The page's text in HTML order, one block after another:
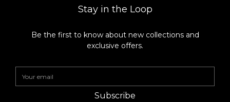
Stay in the Loop
Be the first to know about new collections and
exclusive offers.
Subscribe